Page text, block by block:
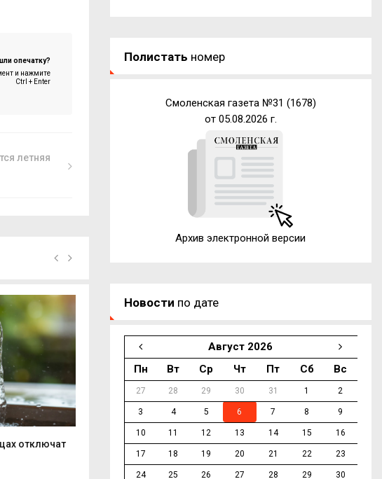
опечатку?
и нажмите
Ctrl + Enter
летняя
отключат
В Смоленске продолжается ремонт... На трассе М-1 в
Полистать номер
Смоленская газета №31 (1678)
от 05.08.2026 г.
Архив электронной версии
Новости по дате
Август 2026
Пн
Вт Ср Чт Пт Сб Вс
27 28 29 30 31 1 2
3 4 5 6 7 8 9
10 11 12 13 14 15 16
17 18 19 20 21 22 23
24 25 26 27 28 29 30